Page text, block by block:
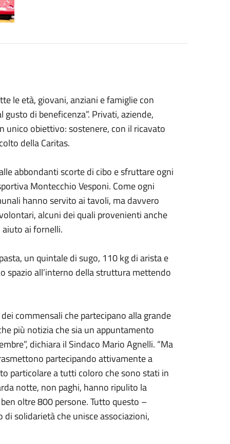
le età, giovani, anziani e famiglie con
di beneficenza”. Privati, aziende,
unico obiettivo: sostenere, con il ricavato
della Caritas.
abbondanti scorte di cibo e sfruttare ogni
Montecchio Vesponi. Come ogni
hanno servito ai tavoli, ma davvero
alcuni dei quali provenienti anche
ai fornelli.
un quintale di sugo, 110 kg di arista e
all’interno della struttura mettendo
commensali che partecipano alla grande
più notizia che sia un appuntamento
dichiara il Sindaco Mario Agnelli. “Ma
partecipando attivamente a
particolare a tutti coloro che sono stati in
notte, non paghi, hanno ripulito la
oltre 800 persone. Tutto questo –
solidarietà che unisce associazioni,